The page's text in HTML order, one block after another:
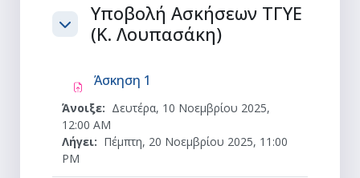
Σύμπτυξη
Υποβολή Ασκήσεων ΤΓΥΕ
(K. Λουπασάκη)
Άσκηση 1
Άνοιξε: Δευτέρα, 10 Νοεμβρίου 2025,
12:00 AM
Λήγει: Πέμπτη, 20 Νοεμβρίου 2025, 11:00
PM